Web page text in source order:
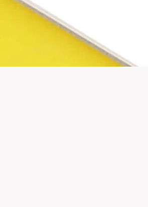
Quelles
l'utilisation
vidéos